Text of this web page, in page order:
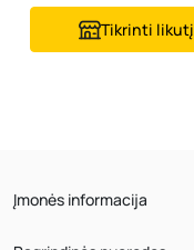
Tikrinti likutį
Įmonės informacija